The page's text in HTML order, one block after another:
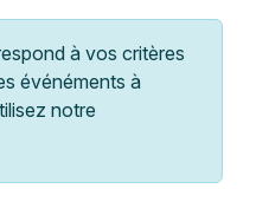
à vos critères
événéments à
notre
end Autre